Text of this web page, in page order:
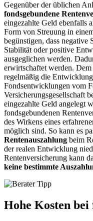
Gegenüber der üblichen
fondsgebundene
eingezahlte Geld ebenfalls
Form von Streuung in
begünstigen, dass negative
Stabilität oder positive
ausgeglichen werden.
erwirtschaftet werden.
regelmäßig die
Fondsentwicklungen vom
Versicherungsgesellschaft
eingezahlte Geld angelegt
fondsgebundenen
des Wirkens eines
möglich sind. So kann es
Rentenauszahlung beim
der realen Entwicklung
Rentenversicherung kann
keine bestimmte
Hohe Kosten